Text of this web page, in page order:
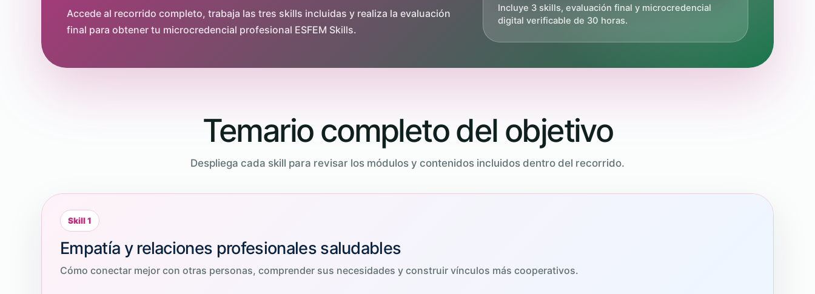
Accede al recorrido completo, trabaja las tres skills incluidas y realiza la evaluación
final para obtener tu microcredencial profesional ESFEM Skills.
Incluye 3 skills, evaluación final y microcredencial
digital verificable de 30 horas.
Temario completo del objetivo
Despliega cada skill para revisar los módulos y contenidos incluidos dentro del recorrido.
Skill 1
Empatía y relaciones profesionales saludables
Cómo conectar mejor con otras personas, comprender sus necesidades y construir vínculos más cooperativos.